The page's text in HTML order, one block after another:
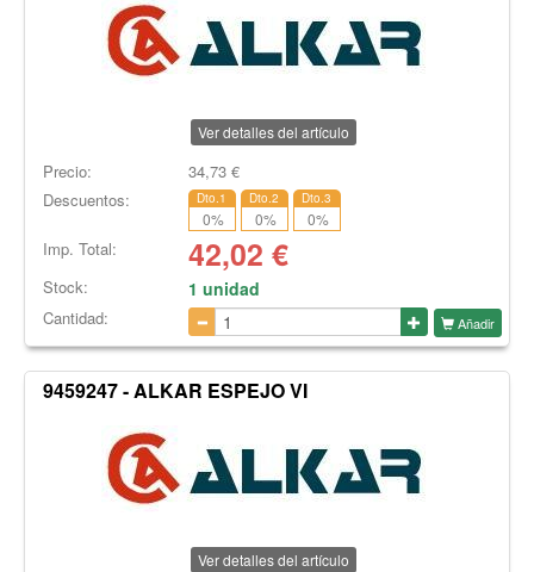
Ver detalles del artículo
Precio: 34,73€
Descuentos:
Dto.1
0%
Dto.2
0%
Dto.3
0%
Imp. Total: 42,02 €
Stock: 1 unidad
Cantidad: Añadir
9459247 - ALKAR ESPEJO VI
Ver detalles del artículo